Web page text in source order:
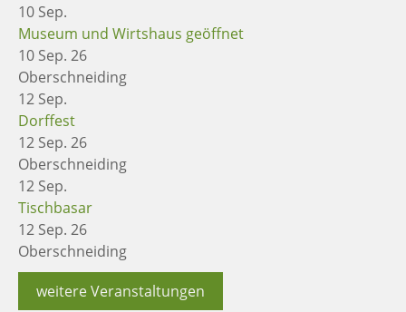
10 Sep.
Museum und Wirtshaus geöffnet
10 Sep. 26
Oberschneiding
12 Sep.
Dorffest
12 Sep. 26
Oberschneiding
12 Sep.
Tischbasar
12 Sep. 26
Oberschneiding
weitere Veranstaltungen